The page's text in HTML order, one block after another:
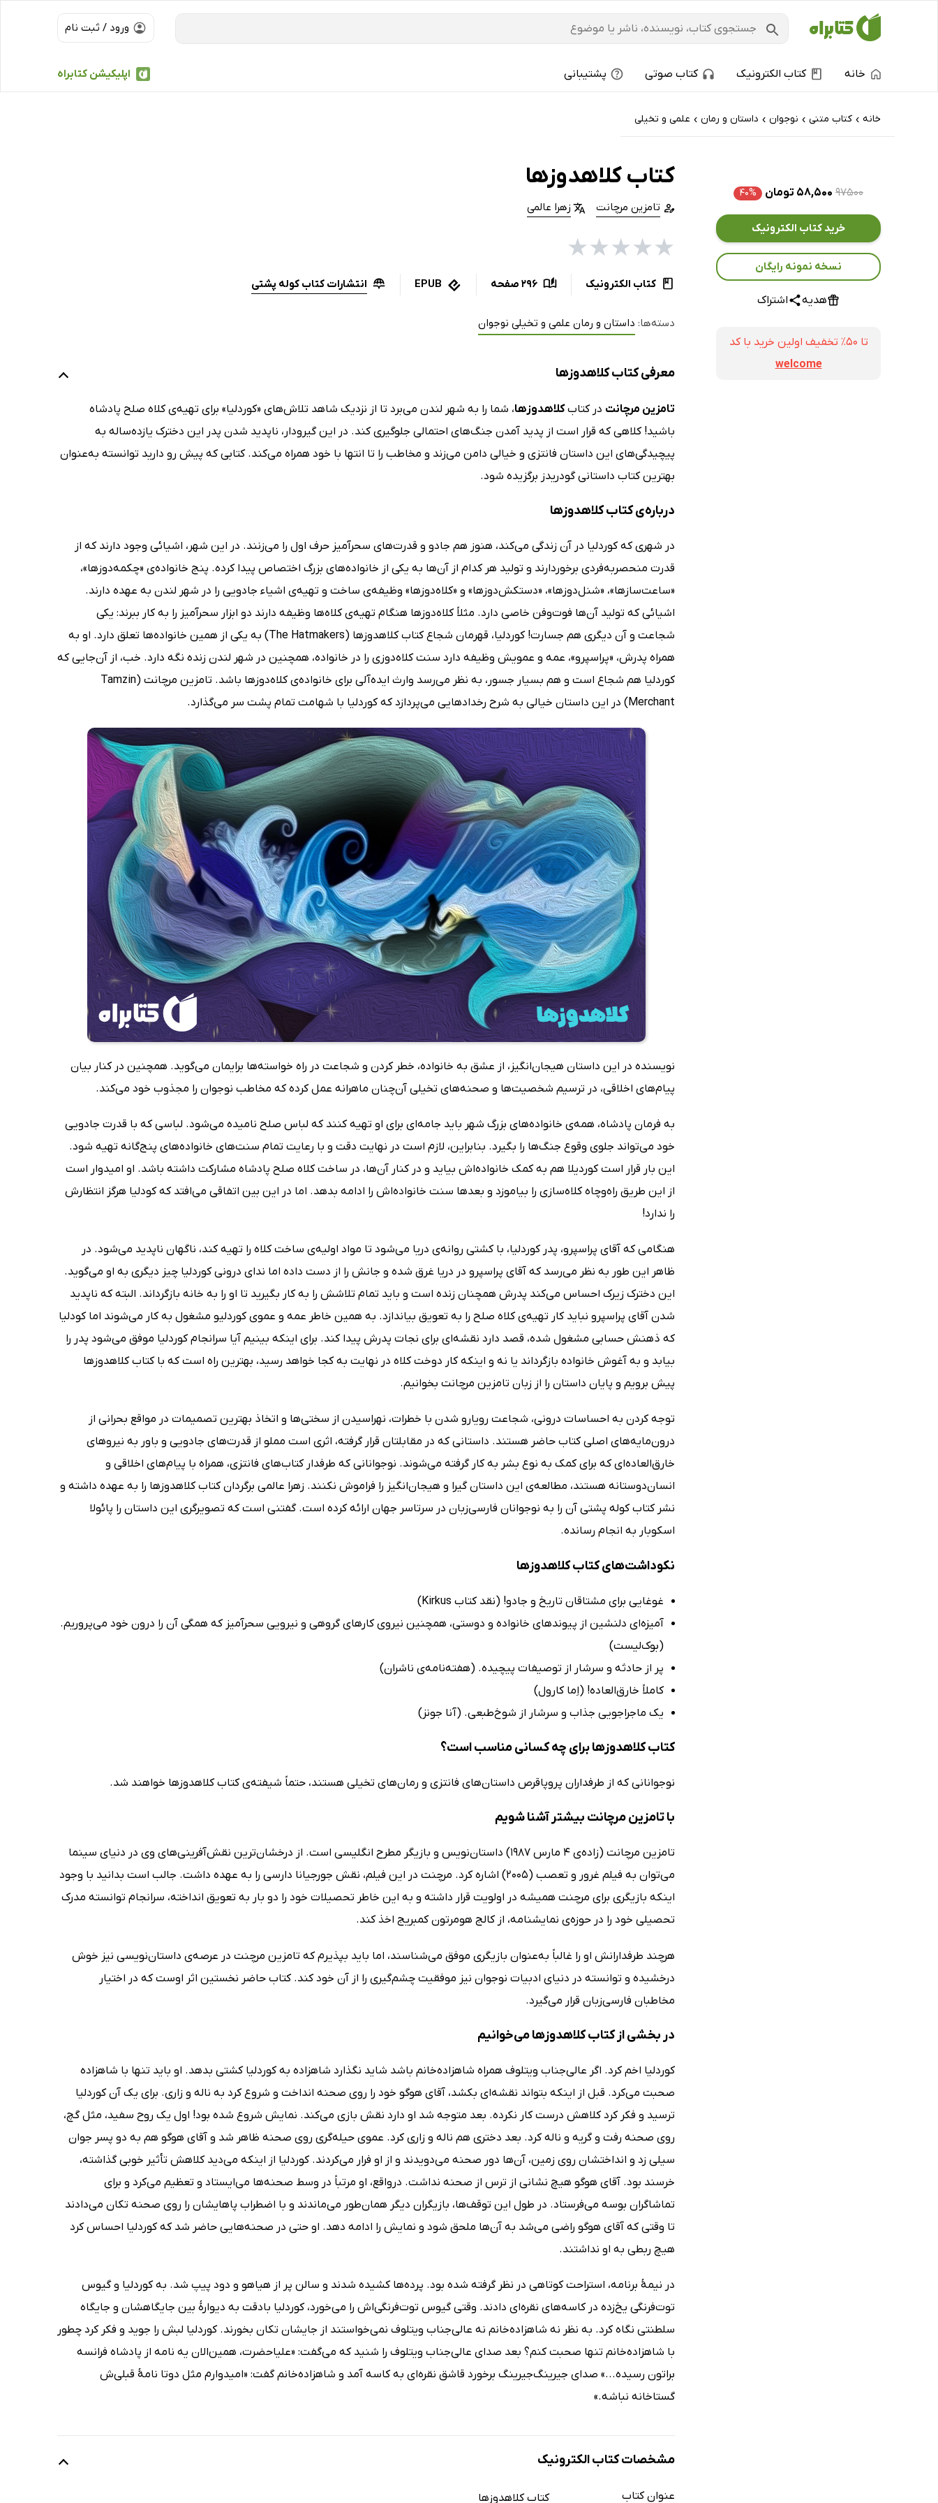
ورود / ثبت نام
اپلیکیشن کتابراه خانه کتاب الکترونیک کتاب صوتی پشتیبانی
خانه › کتاب‌ متنی › نوجوان › داستان و رمان › علمی و تخیلی
۹۷۵۰۰ ۵۸,۵۰۰ تومان ۴۰%
خرید کتاب الکترونیک
نسخه نمونه رایگان
هدیه اشتراک
تا ۵۰٪ تخفیف اولین خرید با کد
welcome
کتاب کلاهدوزها
تامزین مرچانت زهرا عالمی
★
★
★
★
★
کتاب الکترونیک 296 صفحه EPUB انتشارات کتاب کوله پشتی
دسته‌ها: داستان و رمان علمی و تخیلی نوجوان
معرفی کتاب کلاهدوزها
تامزین مرچانت در کتابکلاهدوزها، شما را به شهر لندن می‌برد تا از نزدیک شاهد تلاش‌های «کوردلیا» برای تهیه‌ی کلاه صلح پادشاه
باشید! کلاهی که قرار است از پدید آمدن جنگ‌های احتمالی جلوگیری کند. در این گیرودار، ناپدید شدن پدر این دخترک یازده‌ساله به
پیچیدگی‌های این داستان فانتزی و خیالی دامن می‌زند و مخاطب را تا انتها با خود همراه می‌کند. کتابی که پیش رو دارید توانسته به‌عنوان
بهترین کتاب داستانی گودریدز برگزیده شود.
درباره‌ی کتاب کلاهدوزها
در شهری که کوردلیا در آن زندگی می‌کند، هنوز هم جادو و قدرت‌های سحرآمیز حرف اول را می‌زنند. در این شهر، اشیائی وجود دارند که از
قدرت منحصربه‌فردی برخوردارند و تولید هر کدام از آن‌ها به یکی از خانواده‌های بزرگ اختصاص پیدا کرده. پنج خانواده‌ی «چکمه‌دوزها»،
«ساعت‌سازها»، «شنل‌دوزها»، «دستکش‌دوزها» و «کلاه‌دوزها» وظیفه‌ی ساخت و تهیه‌ی اشیاء جادویی را در شهر لندن به عهده دارند.
اشیائی که تولید آن‌ها فوت‌و‌فن خاصی دارد. مثلاً کلاه‌دوزها هنگام تهیه‌ی کلاه‌ها وظیفه دارند دو ابزار سحرآمیز را به کار ببرند: یکی
شجاعت و آن دیگری هم جسارت! کوردلیا، قهرمان شجاع کتاب کلاهدوزها (The Hatmakers) به یکی از همین خانواده‌ها تعلق دارد. او به
همراه پدرش، «پراسپرو»، عمه و عمویش وظیفه دارد سنت کلاه‌دوزی را در خانواده، همچنین در شهر لندن زنده نگه دارد. خب، از آن‌جایی که
کوردلیا هم شجاع است و هم بسیار جسور، به نظر می‌رسد وارث ایده‌آلی برای خانواده‌ی کلاه‌دوزها باشد. تامزین مرچانت (Tamzin
Merchant) در این داستان خیالی به شرح رخدادهایی می‌پردازد که کوردلیا با شهامت تمام پشت سر می‌گذارد.
نویسنده در این داستان هیجان‌انگیز، از عشق به خانواده، خطر کردن و شجاعت در راه خواسته‌ها برایمان می‌گوید. همچنین در کنار بیان
پیام‌های اخلاقی، در ترسیم شخصیت‌ها و صحنه‌های تخیلی آن‌چنان ماهرانه عمل کرده که مخاطب نوجوان را مجذوب خود می‌کند.
به فرمان پادشاه، همه‌ی خانواده‌های بزرگ شهر باید جامه‌ای برای او تهیه کنند که لباس صلح نامیده می‌شود. لباسی که با قدرت جادویی
خود می‌تواند جلوی وقوع جنگ‌ها را بگیرد. بنابراین، لازم است در نهایت دقت و با رعایت تمام سنت‌های خانواده‌های پنج‌گانه تهیه شود.
این بار قرار است کوردیلا هم به کمک خانواده‌اش بیاید و در کنار آن‌ها، در ساخت کلاه صلح پادشاه مشارکت داشته باشد. او امیدوار است
از این طریق راه‌وچاه کلاه‌سازی را بیاموزد و بعدها سنت خانواده‌اش را ادامه بدهد. اما در این بین اتفاقی می‌افتد که کودلیا هرگز انتظارش
را ندارد!
هنگامی که آقای پراسپرو، پدر کوردلیا، با کشتی روانه‌ی دریا می‌شود تا مواد اولیه‌ی ساخت کلاه را تهیه کند، ناگهان ناپدید می‌شود. در
ظاهر این طور به نظر می‌رسد که آقای پراسپرو در دریا غرق شده و جانش را از دست داده اما ندای درونی کوردلیا چیز دیگری به او می‌گوید.
این دخترک زیرک احساس می‌کند پدرش همچنان زنده است و باید تمام تلاشش را به کار بگیرید تا او را به خانه بازگرداند. البته که ناپدید
شدن آقای پراسپرو نباید کار تهیه‌ی کلاه صلح را به تعویق بیاندازد. به همین خاطر عمه و عموی کوردلیو مشغول به کار می‌شوند اما کودلیا
که ذهنش حسابی مشغول شده، قصد دارد نقشه‌ای برای نجات پدرش پیدا کند. برای اینکه بینیم آیا سرانجام کوردلیا موفق می‌شود پدر را
بیابد و به آغوش خانواده بازگرداند یا نه و اینکه کار دوخت کلاه در نهایت به کجا خواهد رسید، بهترین راه است که با کتاب کلاهدوزها
پیش برویم و پایان داستان را از زبان تامزین مرچانت بخوانیم.
توجه کردن به احساسات درونی، شجاعت رویارو شدن با خطرات، نهراسیدن از سختی‌ها و اتخاذ بهترین تصمیمات در مواقع بحرانی از
درون‌مایه‌های اصلی کتاب حاضر هستند. داستانی که در مقابلتان قرار گرفته، اثری است مملو از قدرت‌های جادویی و باور به نیروهای
خارق‌العاده‌ای که برای کمک به نوع بشر به کار گرفته می‌شوند. نوجوانانی که طرفدار کتاب‌های فانتزی، همراه با پیام‌های اخلاقی و
انسان‌دوستانه هستند، مطالعه‌ی این داستان گیرا و هیجان‌انگیز را فراموش نکنند. زهرا عالمی برگردان کتاب کلاهدوزها را به عهده داشته و
نشر کتاب کوله پشتی آن را به نوجوانان فارسی‌زبان در سرتاسر جهان ارائه کرده است. گفتنی است که تصویرگری این داستان را پائولا
اسکوبار به انجام رسانده.
نکوداشت‌های کتاب کلاهدوزها
غوغایی برای مشتاقان تاریخ و جادو! (نقد کتاب Kirkus)
آمیزه‌ای دلنشین از پیوندهای خانواده و دوستی، همچنین نیروی کارهای گروهی و نیرویی سحرآمیز که همگی آن را درون خود می‌پروریم.
(بوک‌لیست)
پر از حادثه و سرشار از توصیفات پیچیده. (هفته‌نامه‌ی ناشران)
کاملاً خارق‌العاده! (اِما کارول)
یک ماجراجویی جذاب و سرشار از شوخ‌طبعی. (آنا جونز)
کتاب کلاهدوزها برای چه کسانی مناسب است؟
نوجوانانی که از طرفداران پروپاقرص داستان‌های فانتزی و رمان‌های تخیلی هستند، حتماً شیفته‌ی کتاب کلاهدوزها خواهند شد.
با تامزین مرچانت بیشتر آشنا شویم
تامزین مرچانت (زاده‌ی 4 مارس 1987) داستان‌نویس و بازیگر مطرح انگلیسی است. از درخشان‌ترین نقش‌آفرینی‌های وی در دنیای سینما
می‌توان به فیلم غرور و تعصب (2005) اشاره کرد. مرچنت در این فیلم، نقش جورجیانا دارسی را به عهده داشت. جالب است بدانید با وجود
اینکه بازیگری برای مرچنت همیشه در اولویت قرار داشته و به این خاطر تحصیلات خود را دو بار به تعویق انداخته، سرانجام توانسته مدرک
تحصیلی خود را در حوزه‌ی نمایشنامه، از کالج هومرتون کمبریج اخذ کند.
هرچند طرفدارانش او را غالباً به‌عنوان بازیگری موفق می‌شناسند، اما باید بپذیرم که تامزین مرچنت در عرصه‌ی داستان‌نویسی نیز خوش
درخشیده و توانسته در دنیای ادبیات نوجوان نیز موفقیت چشم‌گیری را از آن خود کند. کتاب حاضر نخستین اثر اوست که در اختیار
مخاطبان فارسی‌زبان قرار می‌گیرد.
در بخشی از کتاب کلاهدوزها می‌خوانیم
کوردلیا اخم کرد. اگر عالی‌جناب ویتلوف همراه شاهزاده‌خانم باشد شاید نگذارد شاهزاده به کوردلیا کشتی بدهد. او باید تنها با شاهزاده
صحبت می‌کرد. قبل از اینکه بتواند نقشه‌ای بکشد، آقای هوگو خود را روی صحنه انداخت و شروع کرد به ناله و زاری. برای یک آن کوردلیا
ترسید و فکر کرد کلاهش درست کار نکرده. بعد متوجه شد او دارد نقش بازی می‌کند. نمایش شروع شده بود! اول یک روح سفید، مثل گچ،
روی صحنه رفت و گریه و ناله کرد. بعد دختری هم ناله و زاری کرد. عموی حیله‌گری روی صحنه ظاهر شد و آقای هوگو هم به دو پسر جوان
سیلی زد و انداختشان روی زمین، آن‌ها دور صحنه می‌دویدند و از او فرار می‌کردند. کوردلیا از اینکه می‌دید کلاهش تأثیر خوبی گذاشته،
خرسند بود. آقای هوگو هیچ نشانی از ترس از صحنه نداشت. درواقع، او مرتباً در وسط صحنه‌ها می‌ایستاد و تعظیم می‌کرد و برای
تماشاگران بوسه می‌فرستاد. در طول این توقف‌ها، بازیگران دیگر همان‌طور می‌ماندند و با اضطراب پاهایشان را روی صحنه تکان می‌دادند
تا وقتی‌ که آقای هوگو راضی می‌شد به آن‌ها ملحق شود و نمایش را ادامه دهد. او حتی در صحنه‌هایی حاضر شد که کوردلیا احساس کرد
هیچ ربطی به او نداشتند.
در نیمۀ برنامه، استراحت کوتاهی در نظر گرفته شده بود. پرده‌ها کشیده شدند و سالن پر از هیاهو و دود پیپ شد. به کوردلیا و گیوس
توت‌فرنگی یخ‌زده در کاسه‌های نقره‌ای دادند. وقتی گیوس توت‌فرنگی‌اش را می‌خورد، کوردلیا بادقت به دیوارۀ بین جایگاهشان و جایگاه
سلطنتی نگاه کرد. به نظر نه شاهزاده‌خانم نه عالی‌جناب ویتلوف نمی‌خواستند از جایشان تکان بخورند. کوردلیا لبش را جوید و فکر کرد چطور
با شاهزاده‌خانم تنها صحبت کنم؟ بعد صدای عالی‌جناب ویتلوف را شنید که می‌گفت: «علیاحضرت، همین‌الان یه نامه از پادشاه فرانسه
براتون رسیده...» صدای جیرینگ‌جیرینگ برخورد قاشق نقره‌ای به کاسه آمد و شاهزاده‌خانم گفت: «امیدوارم مثل دوتا نامۀ قبلی‌ش
گستاخانه نباشه.»
مشخصات کتاب الکترونیک
عنوان کتاب کتاب کلاهدوزها